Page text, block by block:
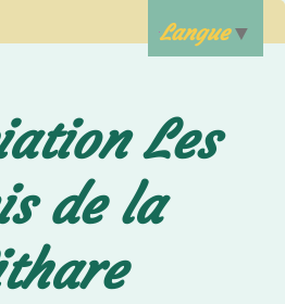
Les
de la
Langue▼